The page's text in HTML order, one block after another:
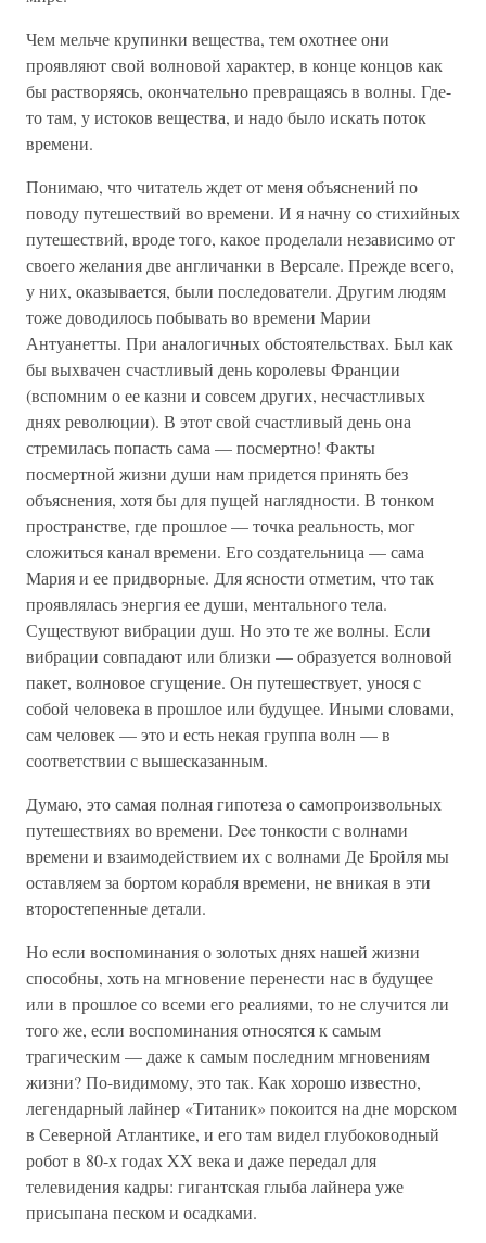
Чем мельче крупинки вещества, тем охотнее они
проявляют свой волновой характер, в конце концов как
бы растворяясь, окончательно превращаясь в волны. Где-
то там, у истоков вещества, и надо было искать поток
времени.
Понимаю, что читатель ждет от меня объяснений по
поводу путешествий во времени. И я начну со стихийных
путешествий, вроде того, какое проделали независимо от
своего желания две англичанки в Версале. Прежде всего,
у них, оказывается, были последователи. Другим людям
тоже доводилось побывать во времени Марии
Антуанетты. При аналогичных обстоятельствах. Был как
бы выхвачен счастливый день королевы Франции
(вспомним о ее казни и совсем других, несчастливых
днях революции). В этот свой счастливый день она
стремилась попасть сама — посмертно! Факты
посмертной жизни души нам придется принять без
объяснения, хотя бы для пущей наглядности. В тонком
пространстве, где прошлое — точка реальность, мог
сложиться канал времени. Его создательница — сама
Мария и ее придворные. Для ясности отметим, что так
проявлялась энергия ее души, ментального тела.
Существуют вибрации душ. Но это те же волны. Если
вибрации совпадают или близки — образуется волновой
пакет, волновое сгущение. Он путешествует, унося с
собой человека в прошлое или будущее. Иными словами,
сам человек — это и есть некая группа волн — в
соответствии с вышесказанным.
Думаю, это самая полная гипотеза о самопроизвольных
путешествиях во времени. Dee тонкости с волнами
времени и взаимодействием их с волнами Де Бройля мы
оставляем за бортом корабля времени, не вникая в эти
второстепенные детали.
Но если воспоминания о золотых днях нашей жизни
способны, хоть на мгновение перенести нас в будущее
или в прошлое со всеми его реалиями, то не случится ли
того же, если воспоминания относятся к самым
трагическим — даже к самым последним мгновениям
жизни? По-видимому, это так. Как хорошо известно,
легендарный лайнер «Титаник» покоится на дне морском
в Северной Атлантике, и его там видел глубоководный
робот в 80-х годах XX века и даже передал для
телевидения кадры: гигантская глыба лайнера уже
присыпана песком и осадками.